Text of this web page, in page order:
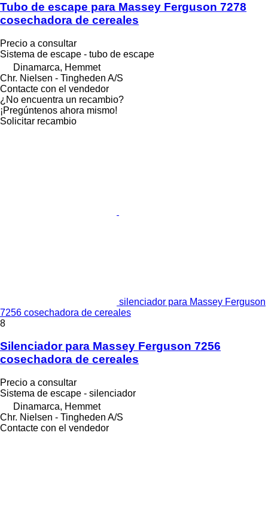
Tubo de escape para Massey Ferguson 7278
cosechadora de cereales
Precio a consultar
Sistema de escape - tubo de escape
Dinamarca, Hemmet
Chr. Nielsen - Tingheden A/S
Contacte con el vendedor
¿No encuentra un recambio?
¡Pregúntenos ahora mismo!
Solicitar recambio
silenciador para Massey Ferguson
7256 cosechadora de cereales
8
Silenciador para Massey Ferguson 7256
cosechadora de cereales
Precio a consultar
Sistema de escape - silenciador
Dinamarca, Hemmet
Chr. Nielsen - Tingheden A/S
Contacte con el vendedor